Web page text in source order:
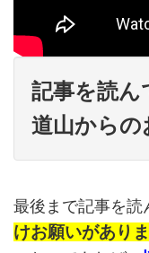
記事を読ん
道山からの
最後まで記事を読
けお願いがありま